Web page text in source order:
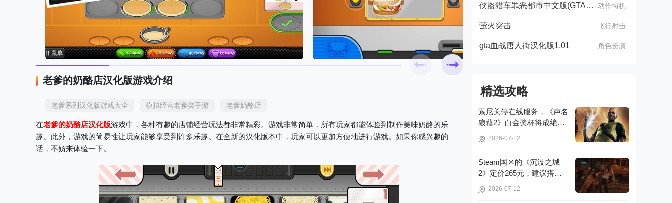
老爹的奶酪店汉化版游戏介绍
老爹系列汉化版游戏大全 模拟经营老爹类手游 老爹奶酪店
在老爹的奶酪店汉化版游戏中，各种有趣的店铺经营玩法都非常精彩。游戏非常简单，所有玩家都能体验到制作美味奶酪的乐
趣。此外，游戏的简易性让玩家能够享受到许多乐趣。在全新的汉化版本中，玩家可以更加方便地进行游戏。如果你感兴趣的
话，不妨来体验一下。
侠盗猎车罪恶都市中文版(GTA：SA MOD安装器) 动作街机
萤火突击 飞行射击
gta血战唐人街汉化版1.01 角色扮演
精选攻略
索尼关停在线服务，《声名
狼藉2》白金奖杯将成绝
2026-07-12
Steam国区的《沉没之城
2》定价265元，建议搭配4
2026-07-12